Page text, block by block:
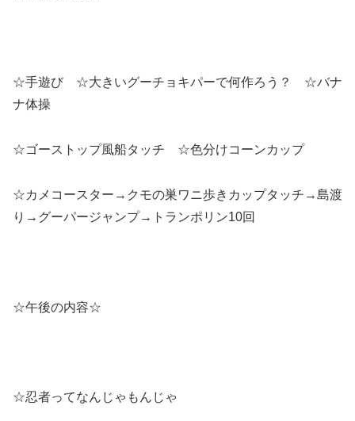
☆手遊び ☆大きいグーチョキパーで何作ろう？ ☆バナ
ナ体操
☆ゴーストップ風船タッチ ☆色分けコーンカップ
☆カメコースター→クモの巣ワニ歩きカップタッチ→島渡
り→グーパージャンプ→トランポリン10回
☆午後の内容☆
☆忍者ってなんじゃもんじゃ